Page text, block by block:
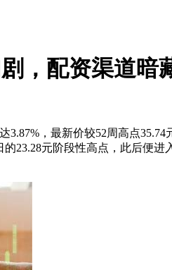
，配资渠道暗
3.87%，最新价较52周高点
23.28元阶段性高点，此后便